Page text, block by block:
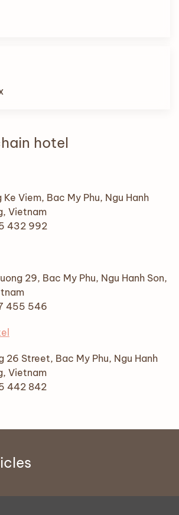
hotel
Viem, Bac My Phu, Ngu Hanh
Vietnam
432 992
29, Bac My Phu, Ngu Hanh Son,
455 546
26 Street, Bac My Phu, Ngu Hanh
Vietnam
442 842